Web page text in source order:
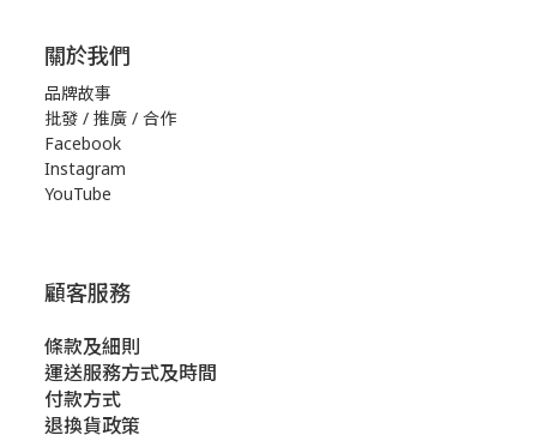
關於我們
品牌故事
批發 / 推廣 / 合作
Facebook
Instagram
YouTube
顧客服務
條款及細則
運送服務方式及時間
付款方式
退換貨政策